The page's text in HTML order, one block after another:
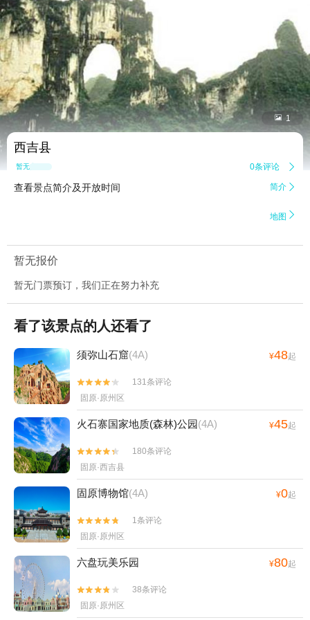
 1
西吉县
暂无点评 0条评论 
查看景点简介及开放时间 简介 
地图 
暂无报价
暂无门票预订，我们正在努力补充
看了该景点的人还看了
须弥山石窟(4A) ¥48起


131条评论
固原·原州区
火石寨国家地质(森林)公园(4A) ¥45起


180条评论
固原·西吉县
固原博物馆(4A) ¥0起


1条评论
固原·原州区
六盘玩美乐园 ¥80起


38条评论
固原·原州区
